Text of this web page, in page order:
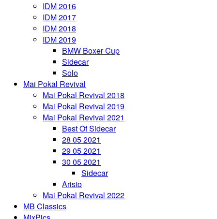
IDM 2016
IDM 2017
IDM 2018
IDM 2019
BMW Boxer Cup
Sidecar
Solo
Mai Pokal Revival
Mai Pokal Revival 2018
Mai Pokal Revival 2019
Mai Pokal Revival 2021
Best Of Sidecar
28 05 2021
29 05 2021
30 05 2021
Sidecar
Aristo
Mai Pokal Revival 2022
MB Classics